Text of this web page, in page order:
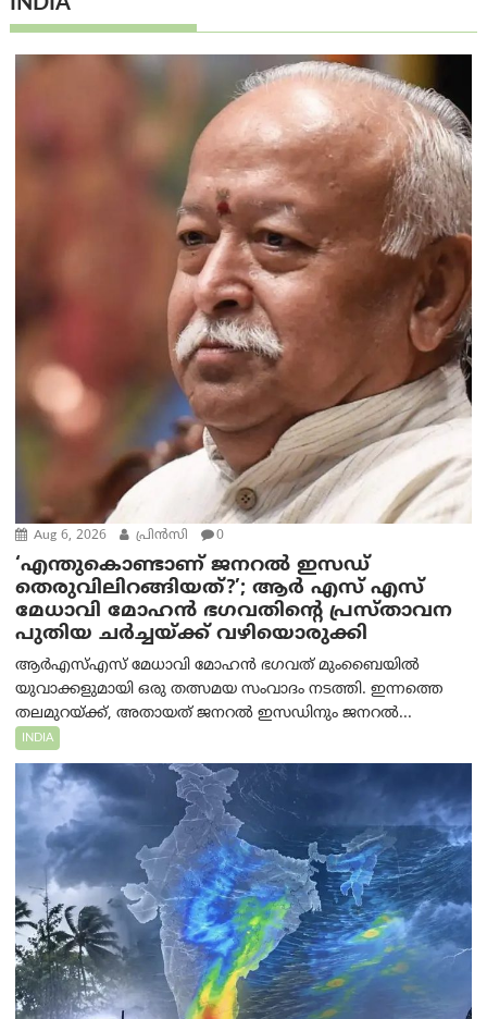
Aug 6, 2026 പ്രിന്‍സി 0
‘എന്തുകൊണ്ടാണ് ജനറൽ ഇസഡ്
തെരുവിലിറങ്ങിയത്?’; ആര്‍ എസ് എസ്
മേധാവി മോഹൻ ഭഗവതിന്റെ പ്രസ്താവന
പുതിയ ചര്‍ച്ചയ്ക്ക് വഴിയൊരുക്കി
ആർ‌എസ്‌എസ് മേധാവി മോഹൻ ഭഗവത് മുംബൈയിൽ
യുവാക്കളുമായി ഒരു തത്സമയ സംവാദം നടത്തി. ഇന്നത്തെ
തലമുറയ്ക്ക്, അതായത് ജനറൽ ഇസഡിനും ജനറൽ...
INDIA